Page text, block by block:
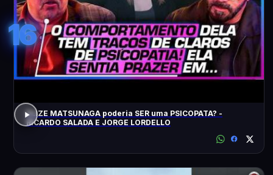
16
ELIZE MATSUNAGA poderia SER uma PSICOPATA? -
RICARDO SALADA E JORGE LORDELLO